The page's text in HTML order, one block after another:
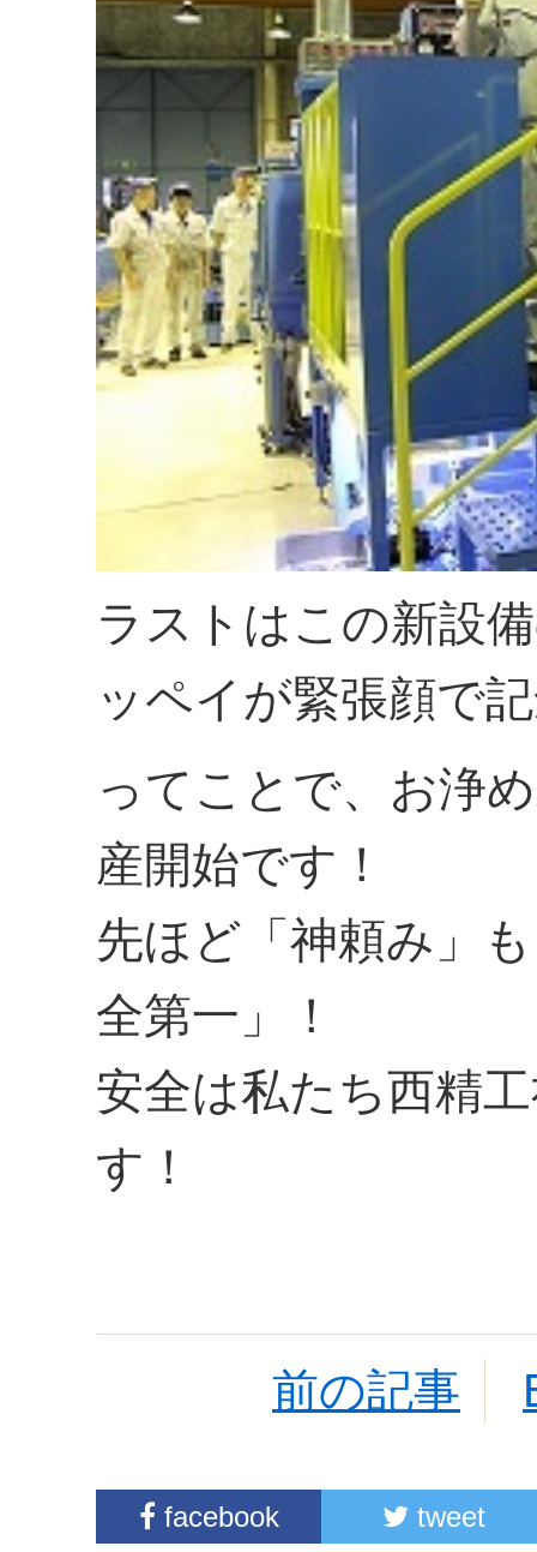
ラストはこの新設
ッペイが緊張顔で
ってことで、お浄
産開始です！
先ほど「神頼み」
全第一」！
安全は私たち西精
す！
前の記事
facebook tweet